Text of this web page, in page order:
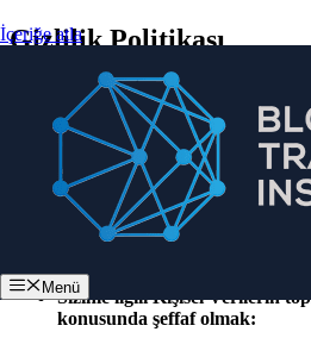
İçeriğe atla
Menü
Gizlilik Politikası
Biz (“Biz”, “Bize” veya “Bizim”)
güvence altına almayı taahhüt ediyoruz.
Bu Gizlilik Politikası, x-bitcoin-
ile bağlantılı olarak sağladığınız
topladığımız, sakladığımız ve
bilgilendirmek için oluşturulmuştur.
Sizinle ilgili Kişisel Verilerin
konusunda şeffaf olmak: